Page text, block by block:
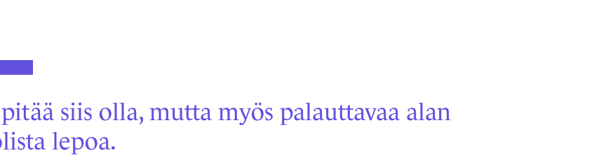
siis olla, mutta myös palauttavaa alan
lepoa.